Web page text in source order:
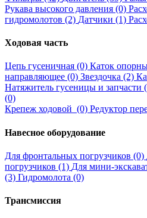
Рукава высокого давления (0)
гидромолотов (2) Датчики (1)
Ходовая часть
Цепь гусеничная (0) Каток
направляющее (0) Звездочка (2)
Натяжитель гусеницы и запчасти
(0)
Крепеж ходовой (0) Редуктор
Навесное оборудование
Для фронтальных погрузчиков (0)
погрузчиков (1) Для мини-
(3) Гидромолота (0)
Трансмиссия